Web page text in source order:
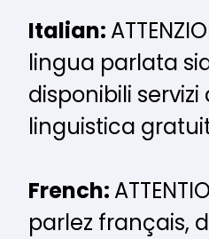
Italian:
lingua parlata
disponibili servizi
linguistica
French:
parlez français,